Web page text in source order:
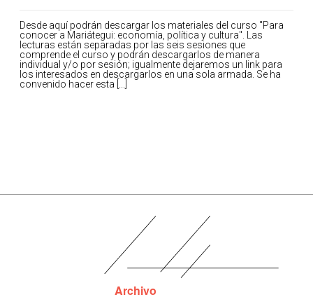
Desde aquí podrán descargar los materiales del curso "Para
conocer a Mariátegui: economía, política y cultura". Las
lecturas están separadas por las seis sesiones que
comprende el curso y podrán descargarlos de manera
individual y/o por sesión; igualmente dejaremos un link para
los interesados en descargarlos en una sola armada. Se ha
convenido hacer esta [...]
Archivo